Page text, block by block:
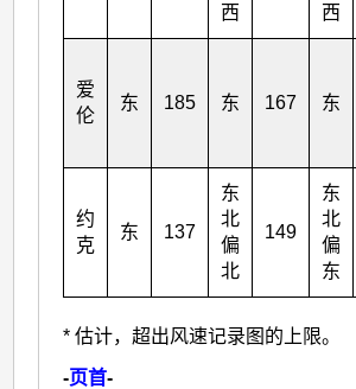
西
西
爱
伦
东 185 东 167 东
约
克
东 137
东
北
偏
北
149
东
北
偏
东
* 估计，超出风速记录图的上限。
-页首-